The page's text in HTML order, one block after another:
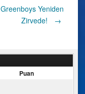
Greenboys Yeniden
Zirvede!
→
Puan